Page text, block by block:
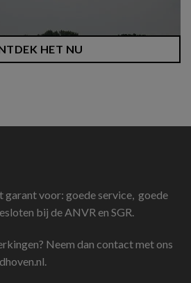
HET NU
garant voor: goede service, goede
bij de ANVR en SGR.
Neem dan contact met ons